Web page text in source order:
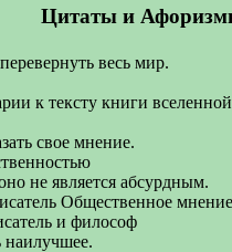
Цитаты и
весь мир.
к тексту книги
свое мнение.
не является абсурдным.
Общественное
и философ
наилучшее.